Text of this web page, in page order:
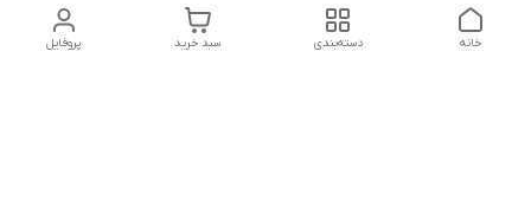
پروفایل سبد خرید دسته‌بندی خانه